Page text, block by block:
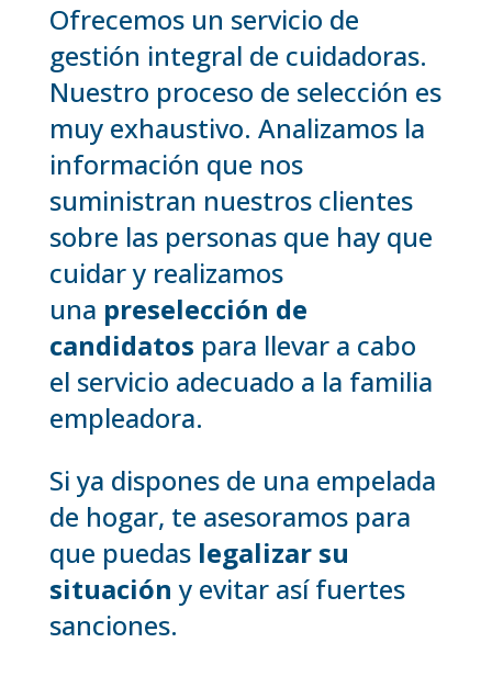
Ofrecemos un servicio de
gestión integral de cuidadoras.
Nuestro proceso de selección es
muy exhaustivo. Analizamos la
información que nos
suministran nuestros clientes
sobre las personas que hay que
cuidar y realizamos
una preselección de
candidatos para llevar a cabo
el servicio adecuado a la familia
empleadora.
Si ya dispones de una empelada
de hogar, te asesoramos para
que puedas legalizar su
situación y evitar así fuertes
sanciones.